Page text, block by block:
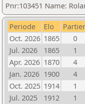
Pnr:103451 Name:
Periode Elo
Oct. 2026 1865 0
Jul. 2026
1865 1
Apr. 2026 1870 4
Jan. 2026 1900 4
Oct. 2025 1914 1
Jul. 2025
1912 1